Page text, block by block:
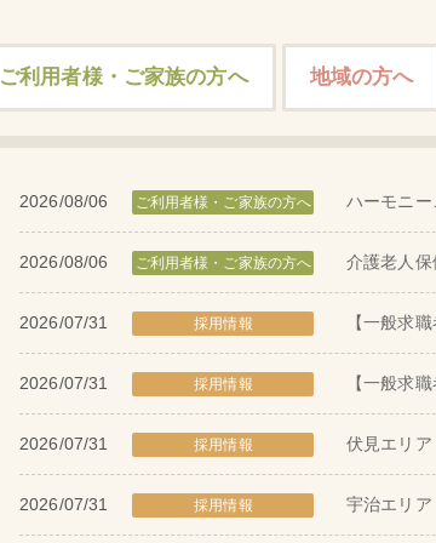
ご利用者様・ご家族の方へ 地域の方へ
2026/08/06 ご利用者様・ご家族の方へ ハーモニ
2026/08/06 ご利用者様・ご家族の方へ 介護老人
2026/07/31 採用情報 【一般求
2026/07/31 採用情報 【一般求
2026/07/31 採用情報 伏見エリ
2026/07/31 採用情報 宇治エリ